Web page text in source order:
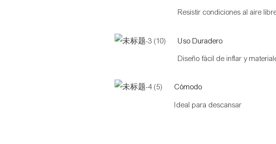
Resistir condiciones al aire
Uso Duradero
Diseño fácil de inflar y
Cómodo
Ideal para descansar